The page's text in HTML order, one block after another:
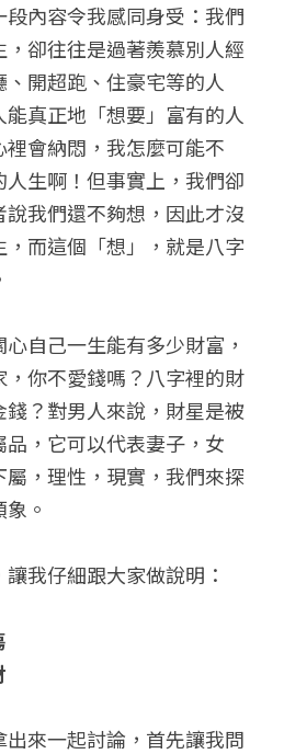
》完整典藏版
推理
班
內容令我感同身受：我們
卻往往是過著羨慕別人經
開超跑、住豪宅等的人
真正地「想要」富有的人
會納悶，我怎麼可能不
生啊！但事實上，我們卻
我們還不夠想，因此才沒
而這個「想」，就是八字
自己一生能有多少財富，
你不愛錢嗎？八字裡的財
？對男人來說，財星是被
，它可以代表妻子，女
，理性，現實，我們來探
。
我仔細跟大家做說明：
來一起討論，首先讓我問